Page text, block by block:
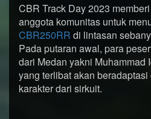
CBR Track Day 2023
anggota komunitas untuk
CBR250RR di lintasan
Pada putaran awal, para
dari Medan yakni Muhammad
yang terlibat akan
karakter dari sirkuit.